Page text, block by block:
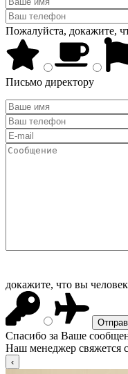
Пожалуйста, докажите,
Письмо директору
докажите, что вы
Спасибо за Ваше
Наш менеджер свяжется